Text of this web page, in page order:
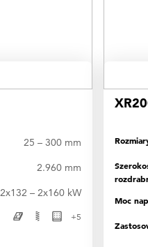
25 – 300 mm
2.960 mm
2x132 – 2x160 kW
+5
Moc